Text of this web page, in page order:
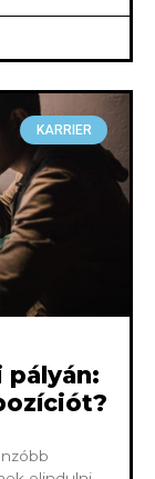
KARRIER
pályán: